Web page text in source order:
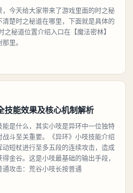
今天给大家带来了游戏里面的时之秘
楚时之秘道在哪里，下面就是具体的
秘道位置介绍入口在【魔法密林】
里。
技能效果及核心机制解析
是什么，其实小吱是异环中一位独特
斗至关重要。《异环》小吱技能介绍
短杖进行至多五段的连续攻击，造成
金谷。这是小吱最基础的输出手段，
攻击：荒谷小吱长按普通